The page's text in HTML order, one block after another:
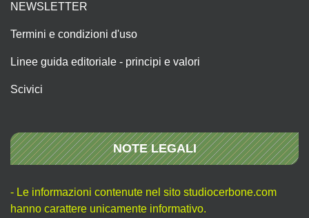
NEWSLETTER
Termini e condizioni d'uso
Linee guida editoriale - principi e valori
Scivici
NOTE LEGALI
- Le informazioni contenute nel sito studiocerbone.com
hanno carattere unicamente informativo.